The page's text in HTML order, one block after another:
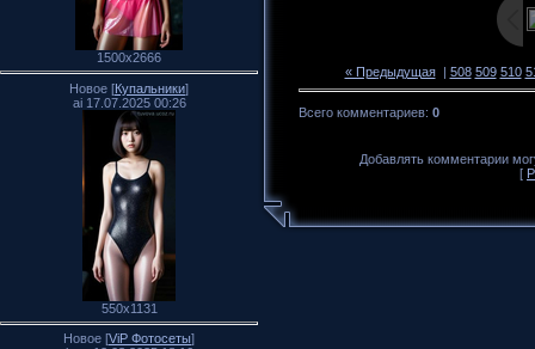
1500x2666
Новое [Купальники]
ai 17.07.2025 00:26
550x1131
Новое [ViP Фотосеты]
« Предыдущая| 508 509 510
Всего комментариев: 0
Добавлять комментарии
[